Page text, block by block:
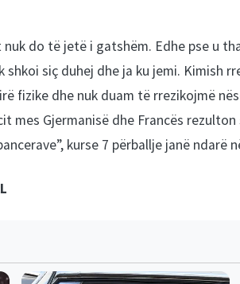
do të jetë i gatshëm. Edhe pse u
shkoi siç duhej dhe ja ku jemi. Kimish
fizike dhe nuk duam të rrezikojmë
mes Gjermanisë dhe Francës
kurse 7 përballje janë ndarë